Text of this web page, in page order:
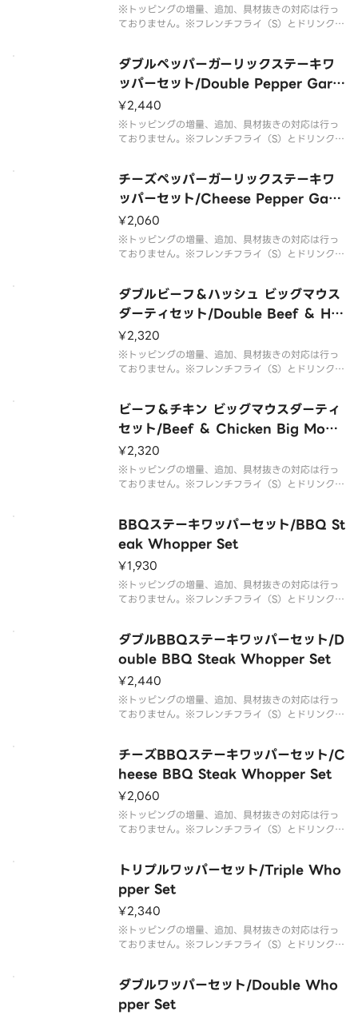
※トッピングの増量、追加、具材抜きの対応は行っ
ておりません。※フレンチフライ（S）とドリンク
を防ぐため、フィルムには空気穴がございます。※
写真はイメージです。
ダブルペッパーガーリックステーキワ
ッパーセット/Double Pepper Garli
c Steak Whopper Set
¥2,440
※トッピングの増量、追加、具材抜きの対応は行っ
ておりません。※フレンチフライ（S）とドリンク
を防ぐため、フィルムには空気穴がございます。※
写真はイメージです。
チーズペッパーガーリックステーキワ
ッパーセット/Cheese Pepper Garli
c Steak Whopper Set
¥2,060
※トッピングの増量、追加、具材抜きの対応は行っ
ておりません。※フレンチフライ（S）とドリンク
を防ぐため、フィルムには空気穴がございます。※
写真はイメージです。
ダブルビーフ＆ハッシュ ビッグマウス
ダーティセット/Double Beef ＆ Ha
sh Big Mouth Dirty Set
¥2,320
※トッピングの増量、追加、具材抜きの対応は行っ
ておりません。※フレンチフライ（S）とドリンク
を防ぐため、フィルムには空気穴がございます。※
写真はイメージです。
ビーフ＆チキン ビッグマウスダーティ
セット/Beef ＆ Chicken Big Mout
h Dirty Set
¥2,320
※トッピングの増量、追加、具材抜きの対応は行っ
ておりません。※フレンチフライ（S）とドリンク
を防ぐため、フィルムには空気穴がございます。※
写真はイメージです。
BBQステーキワッパーセット/BBQ St
eak Whopper Set
¥1,930
※トッピングの増量、追加、具材抜きの対応は行っ
ておりません。※フレンチフライ（S）とドリンク
を防ぐため、フィルムには空気穴がございます。※
写真はイメージです。
ダブルBBQステーキワッパーセット/D
ouble BBQ Steak Whopper Set
¥2,440
※トッピングの増量、追加、具材抜きの対応は行っ
ておりません。※フレンチフライ（S）とドリンク
を防ぐため、フィルムには空気穴がございます。※
写真はイメージです。
チーズBBQステーキワッパーセット/C
heese BBQ Steak Whopper Set
¥2,060
※トッピングの増量、追加、具材抜きの対応は行っ
ておりません。※フレンチフライ（S）とドリンク
を防ぐため、フィルムには空気穴がございます。※
写真はイメージです。
トリプルワッパーセット/Triple Who
pper Set
¥2,340
※トッピングの増量、追加、具材抜きの対応は行っ
ておりません。※フレンチフライ（S）とドリンク
を防ぐため、フィルムには空気穴がございます。※
写真はイメージです。
ダブルワッパーセット/Double Who
pper Set